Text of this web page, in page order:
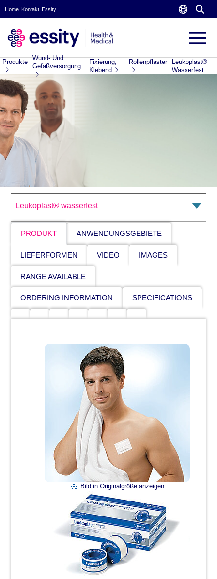
Home Kontakt Essity
Produkte
Wund- Und
Gefäßversorgung
Fixierung,
Klebend
Rollenpflaster
Leukoplast®
Wasserfest
Leukoplast® wasserfest
PRODUKT ANWENDUNGSGEBIETE
LIEFERFORMEN VIDEO IMAGES
RANGE AVAILABLE
ORDERING INFORMATION SPECIFICATIONS
Bild in Originalgröße anzeigen